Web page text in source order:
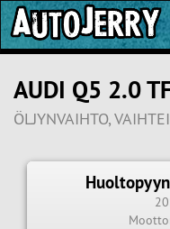
AUDI Q5 2.0
ÖLJYNVAIHTO,